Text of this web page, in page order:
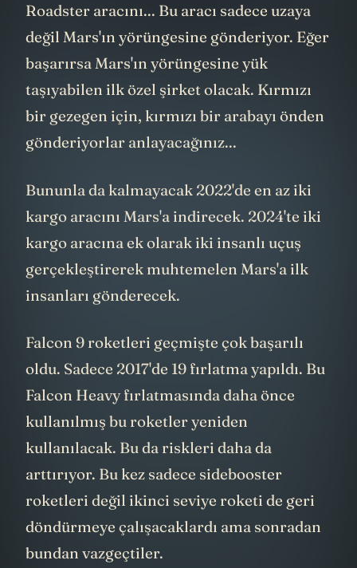
Roadster aracını... Bu aracı sadece uzaya
değil Mars'ın yörüngesine gönderiyor. Eğer
başarırsa Mars'ın yörüngesine yük
taşıyabilen ilk özel şirket olacak. Kırmızı
bir gezegen için, kırmızı bir arabayı önden
gönderiyorlar anlayacağınız...
Bununla da kalmayacak 2022'de en az iki
kargo aracını Mars'a indirecek. 2024'te iki
kargo aracına ek olarak iki insanlı uçuş
gerçekleştirerek muhtemelen Mars'a ilk
insanları gönderecek.
Falcon 9 roketleri geçmişte çok başarılı
oldu. Sadece 2017'de 19 fırlatma yapıldı. Bu
Falcon Heavy fırlatmasında daha önce
kullanılmış bu roketler yeniden
kullanılacak. Bu da riskleri daha da
arttırıyor. Bu kez sadece sidebooster
roketleri değil ikinci seviye roketi de geri
döndürmeye çalışacaklardı ama sonradan
bundan vazgeçtiler.